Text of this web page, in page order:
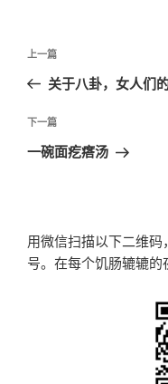
文
导
航
上
一
文
上一篇
关于八卦，女人们
下
一
下一篇
一碗面疙瘩汤
用微信扫描以下二维
号。在每个饥肠辘辘的